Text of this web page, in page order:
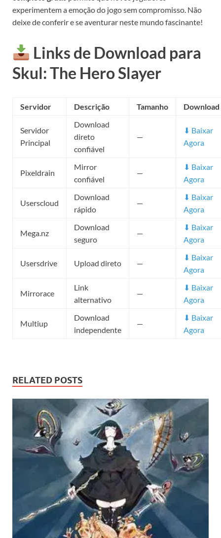
experimentem a emoção do jogo sem compromisso. Não
deixe de conferir e se aventurar neste mundo fascinante!
Links de Download para
Skul: The Hero Slayer
Servidor Descrição Tamanho Download
Servidor
Principal
Download
direto
confiável
—
⬇ Baixar
Agora
Pixeldrain
Mirror
confiável
—
⬇ Baixar
Agora
Userscloud
Download
rápido
—
⬇ Baixar
Agora
Mega.nz
Download
seguro
—
⬇ Baixar
Agora
Usersdrive Upload direto —
⬇ Baixar
Agora
Mirrorace
Link
alternativo
—
⬇ Baixar
Agora
Multiup
Download
independente
—
⬇ Baixar
Agora
RELATED POSTS